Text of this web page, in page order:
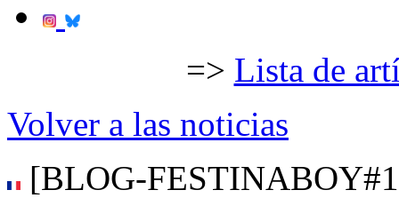
=> Lista de
Volver a las noticias
[BLOG-